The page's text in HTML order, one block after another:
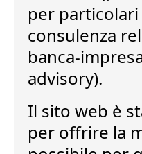
per
consulenza
banca-
advisory).
Il sito web è
per offrire la